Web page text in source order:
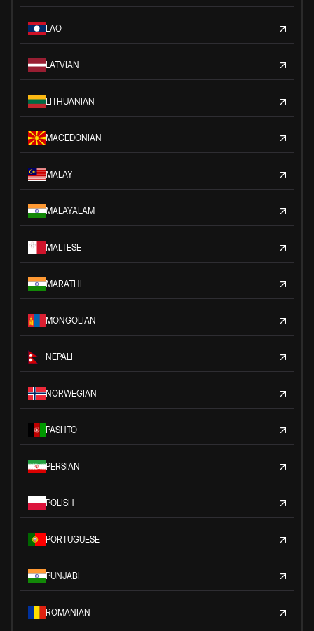
LAO
LATVIAN
LITHUANIAN
MACEDONIAN
MALAY
MALAYALAM
MALTESE
MARATHI
MONGOLIAN
NEPALI
NORWEGIAN
PASHTO
PERSIAN
POLISH
PORTUGUESE
PUNJABI
ROMANIAN